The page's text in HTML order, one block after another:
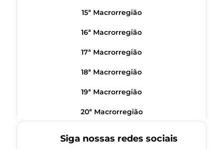
15ª Macrorregião
16ª Macrorregião
17ª Macrorregião
18ª Macrorregião
19ª Macrorregião
20ª Macrorregião
Siga nossas redes sociais